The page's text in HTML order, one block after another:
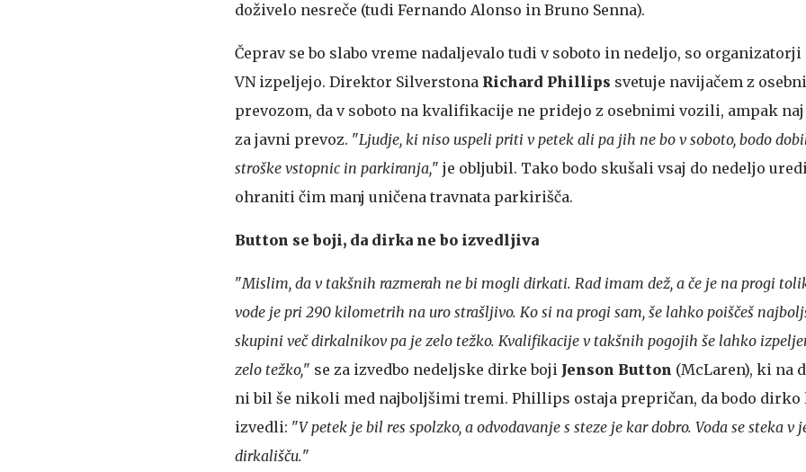
doživelo nesreče (tudi Fernando Alonso in Bruno Senna).
Čeprav se bo slabo vreme nadaljevalo tudi v soboto in nedeljo, so organizatorji
VN izpeljejo. Direktor Silverstona Richard Phillips svetuje navijačem z
prevozom, da v soboto na kvalifikacije ne pridejo z osebnimi vozili, ampak
za javni prevoz. "Ljudje, ki niso uspeli priti v petek ali pa jih ne bo v soboto, bodo
stroške vstopnic in parkiranja," je obljubil. Tako bodo skušali vsaj do nedeljo
ohraniti čim manj uničena travnata parkirišča.
Button se boji, da dirka ne bo izvedljiva
"Mislim, da v takšnih razmerah ne bi mogli dirkati. Rad imam dež, a če je na progi
vode je pri 290 kilometrih na uro strašljivo. Ko si na progi sam, še lahko poiščeš
skupini več dirkalnikov pa je zelo težko. Kvalifikacije v takšnih pogojih še lahko
zelo težko," se za izvedbo nedeljske dirke boji Jenson Button (McLaren), ki na
ni bil še nikoli med najboljšimi tremi. Phillips ostaja prepričan, da bodo dirko
izvedli: "V petek je bil res spolzko, a odvodavanje s steze je kar dobro. Voda se steka v
dirkališču."